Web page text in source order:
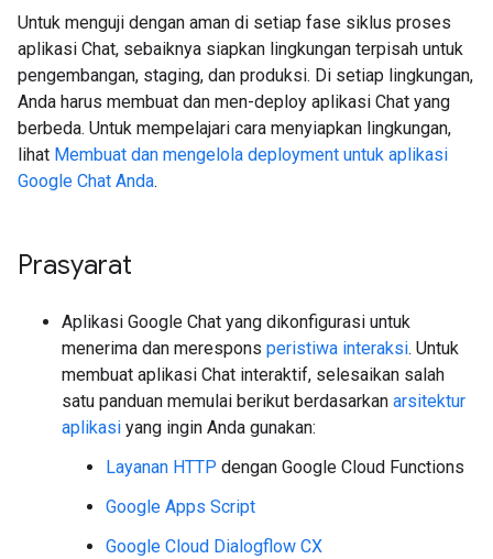
Untuk menguji dengan aman di setiap fase siklus proses
aplikasi Chat, sebaiknya siapkan lingkungan terpisah untuk
pengembangan, staging, dan produksi. Di setiap lingkungan,
Anda harus membuat dan men-deploy aplikasi Chat yang
berbeda. Untuk mempelajari cara menyiapkan lingkungan,
lihat Membuat dan mengelola deployment untuk aplikasi
Google Chat Anda.
Prasyarat
Aplikasi Google Chat yang dikonfigurasi untuk
menerima dan merespons peristiwa interaksi. Untuk
membuat aplikasi Chat interaktif, selesaikan salah
satu panduan memulai berikut berdasarkan arsitektur
aplikasi yang ingin Anda gunakan:
Layanan HTTP dengan Google Cloud Functions
Google Apps Script
Google Cloud Dialogflow CX